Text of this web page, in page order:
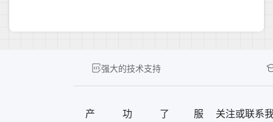
强大的技术支持
产
功
了
服
关注或联系